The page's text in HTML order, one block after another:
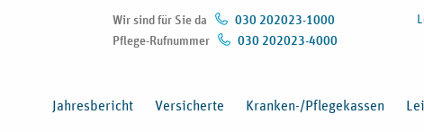
Wir sind für Sie da
030 202023-1000
Pflege-Rufnummer
030 202023-4000
Jahresbericht
(Öffnet in neuem Fenster)
Versicherte Kranken-/Pflegekassen